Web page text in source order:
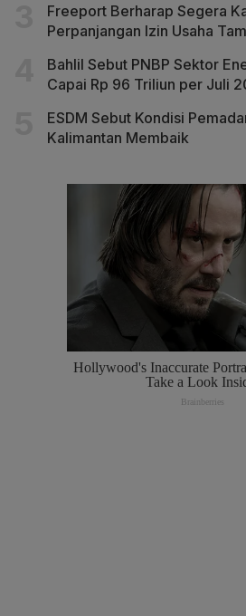
Freeport Berharap Segera
Perpanjangan Izin Usaha
Bahlil Sebut PNBP Sektor
Capai Rp 96 Triliun per Juli
ESDM Sebut Kondisi
Kalimantan Membaik